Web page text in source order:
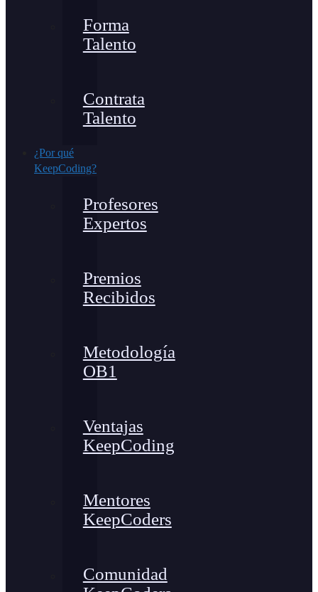
Forma
Talento
Contrata
Talento
¿Por qué
KeepCoding?
Profesores
Expertos
Premios
Recibidos
Metodología
OB1
Ventajas
KeepCoding
Mentores
KeepCoders
Comunidad